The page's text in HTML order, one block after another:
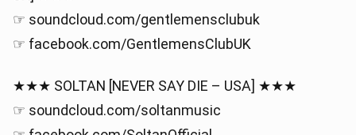
☞ soundcloud.com/gentlemensclubuk
☞ facebook.com/GentlemensClubUK
★★★ SOLTAN [NEVER SAY DIE – USA] ★★★
☞ soundcloud.com/soltanmusic